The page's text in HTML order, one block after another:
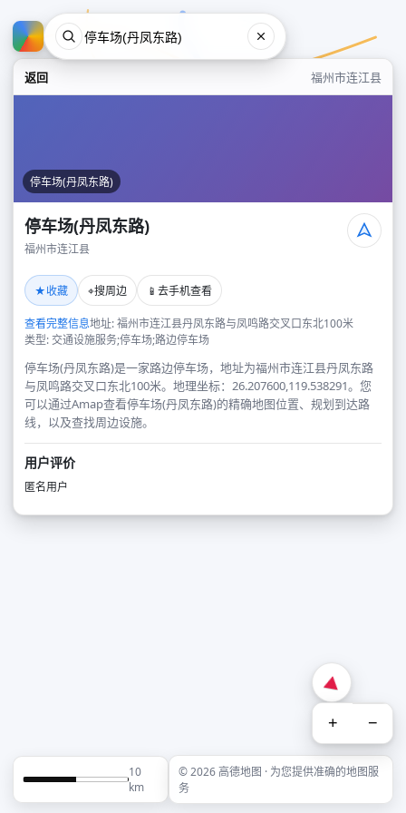
返回 福州市连江县
停车场(丹凤东路)
停车场(丹凤东路)
福州市连江县
★收藏 ⌖搜周边 📱 去手机查看
查看完整信息地址: 福州市连江县丹凤东路与凤鸣路交叉口东北100米
类型: 交通设施服务;停车场;路边停车场
停车场(丹凤东路)是一家路边停车场，地址为福州市连江县丹凤东路
与凤鸣路交叉口东北100米。地理坐标：26.207600,119.538291。您
可以通过Amap查看停车场(丹凤东路)的精确地图位置、规划到达路
线，以及查找周边设施。
用户评价
匿名用户
+ −
10
km
© 2026 高德地图 · 为您提供准确的地图服
务